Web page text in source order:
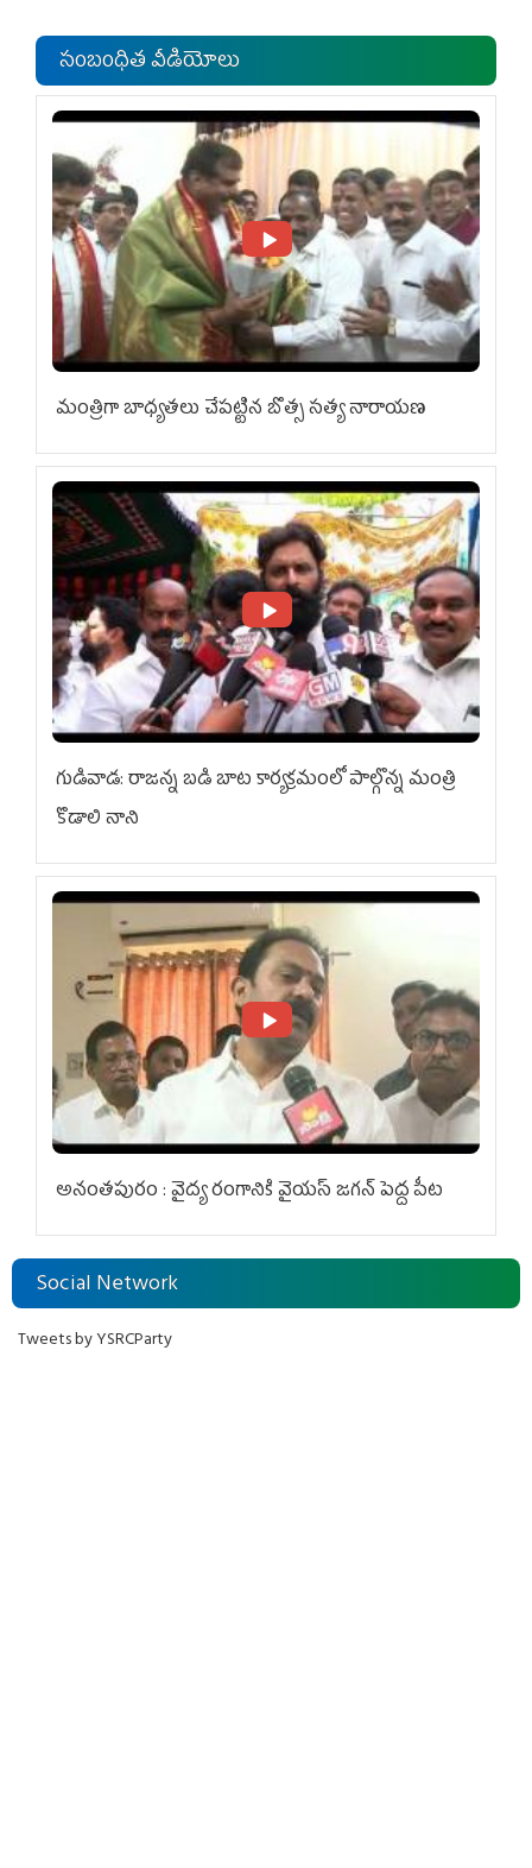
సంబంధిత వీడియోలు
మంత్రిగా బాధ్యతలు చేపట్టిన బొత్స సత్య నారాయణ
గుడివాడ: రాజన్న బడి బాట కార్యక్రమంలో పాల్గొన్న మంత్రి
కొడాలి నాని
అనంతపురం : వైద్య రంగానికి వైయ‌స్ జ‌గ‌న్ పెద్ద పీట
Social Network
Tweets by YSRCParty